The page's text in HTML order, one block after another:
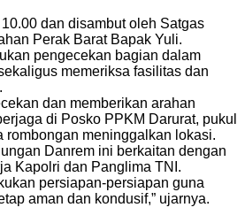
dan disambut oleh Satgas
Perak Barat Bapak Yuli.
pengecekan bagian dalam
memeriksa fasilitas dan
dan memberikan arahan
di Posko PPKM Darurat, pukul
rombongan meninggalkan lokasi.
Danrem ini berkaitan dengan
Kapolri dan Panglima TNI.
persiapan-persiapan guna
aman dan kondusif,” ujarnya.